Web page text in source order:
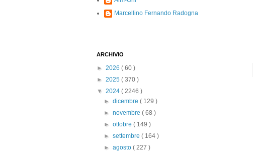
Marcellino Fernando Radogna
ARCHIVIO
► 2026 ( 60 )
► 2025 ( 370 )
▼ 2024 ( 2246 )
►dicembre( 129 )
►novembre( 68 )
►ottobre( 149 )
►settembre( 164 )
►agosto( 227 )